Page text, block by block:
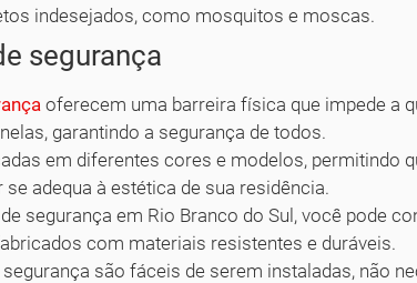
indesejados, como mosquitos e moscas.
segurança
oferecem uma barreira física que impede a
garantindo a segurança de todos.
em diferentes cores e modelos, permitindo
adequa à estética de sua residência.
segurança em Rio Branco do Sul, você pode
com materiais resistentes e duráveis.
são fáceis de serem instaladas, não